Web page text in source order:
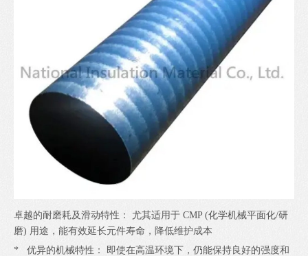
卓越的耐磨耗及滑动特性： 尤其适用于 CMP (化学机械平面化/研
磨) 用途，能有效延长元件寿命，降低维护成本
* 优异的机械特性： 即使在高温环境下，仍能保持良好的强度和